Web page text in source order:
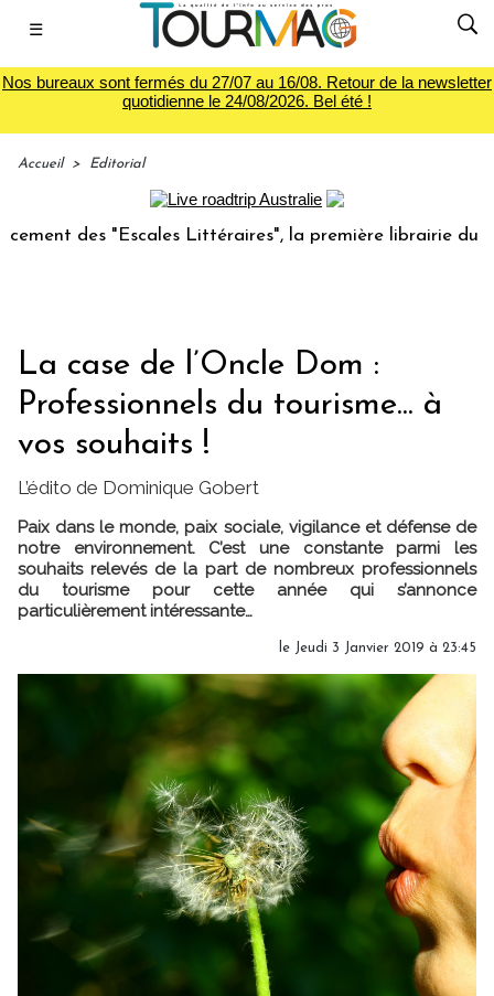
☰
Nos bureaux sont fermés du 27/07 au 16/08. Retour de la newsletter
quotidienne le 24/08/2026. Bel été !
Accueil > Editorial
des "Escales Littéraires", la première librairie du voyage
La case de l’Oncle Dom :
Professionnels du tourisme... à
vos souhaits !
L’édito de Dominique Gobert
Paix dans le monde, paix sociale, vigilance et défense de
notre environnement. C’est une constante parmi les
souhaits relevés de la part de nombreux professionnels
du tourisme pour cette année qui s’annonce
particulièrement intéressante…
le Jeudi 3 Janvier 2019 à 23:45